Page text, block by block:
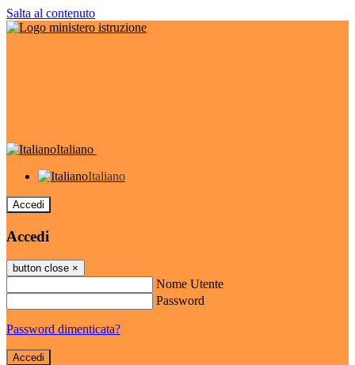
Salta al contenuto
Italiano
Italiano
Accedi
Accedi
button close ×
Nome Utente
Password
Password dimenticata?